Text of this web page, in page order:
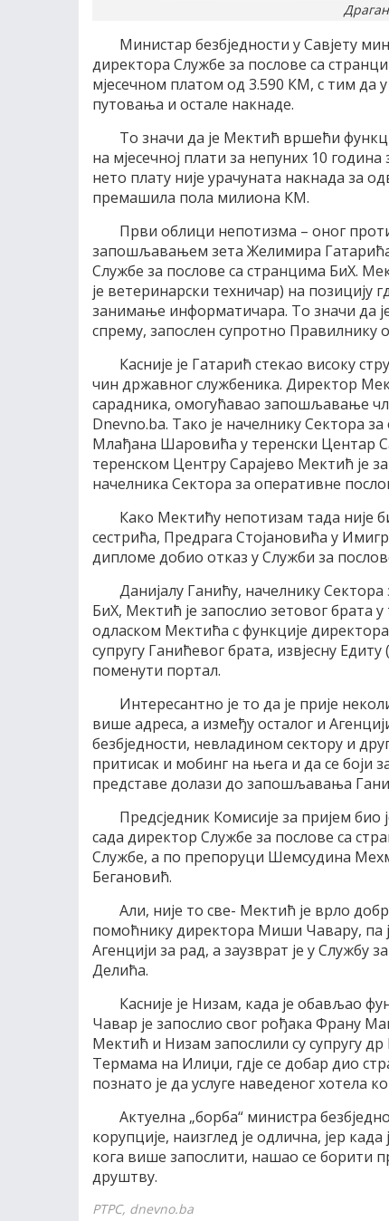
Министар безбједности у Савјету
директора Службе за послове са
мјесечном платом од 3.590 КМ, с тим да
путовања и остале накнаде.
То значи да је Мектић вршећи
на мјесечној плати за непуних 10
нето плату није урачуната накнада за
премашила пола милиона КМ.
Први облици непотизма – оног
запошљавањем зета Желимира Гатарића
Службе за послове са странцима БиХ.
је ветеринарски техничар) на позицију
занимање информатичара. То значи да
спрему, запослен супротно Правилнику
Касније је Гатарић стекао високу
чин државног службеника. Директор
сарадника, омогућавао запошљавање
Dnevno.ba. Тако је начелнику Сектора
Млађана Шаровића у теренски Центар
теренском Центру Сарајево Мектић је
начелника Сектора за оперативне
Како Мектићу непотизам тада није
сестрића, Предрага Стојановића у
дипломе добио отказ у Служби за
Данијалу Ганићу, начелнику
БиХ, Мектић је запослио зетовог брата
одласком Мектића с функције
супругу Ганићевог брата, извјесну
поменути портал.
Интересантно је то да је прије
више адреса, а између осталог и
безбједности, невладином сектору и
притисак и мобинг на њега и да се боји
представе долази до запошљавања
Предсједник Комисије за пријем
сада директор Службе за послове са
Службе, а по препоруци Шемсудина
Бегановић.
Али, није то све- Мектић је врло
помоћнику директора Миши Чавару, па
Агенцији за рад, а заузврат је у Службу
Делића.
Касније је Низам, када је обављао
Чавар је запослио свог рођака Франу
Мектић и Низам запослили су супругу
Термама на Илиџи, гдје се добар дио
познато је да услуге наведеног хотела
Актуелна „борба“ министра
корупције, наизглед је одлична, јер
кога више запослити, нашао се борити
друштву.
РТРС, dnevno.ba